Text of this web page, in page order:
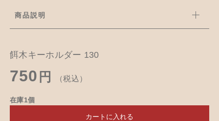
商品説明
餌木キーホルダー 130
750 円 （税込）
在庫1個
カートに入れる